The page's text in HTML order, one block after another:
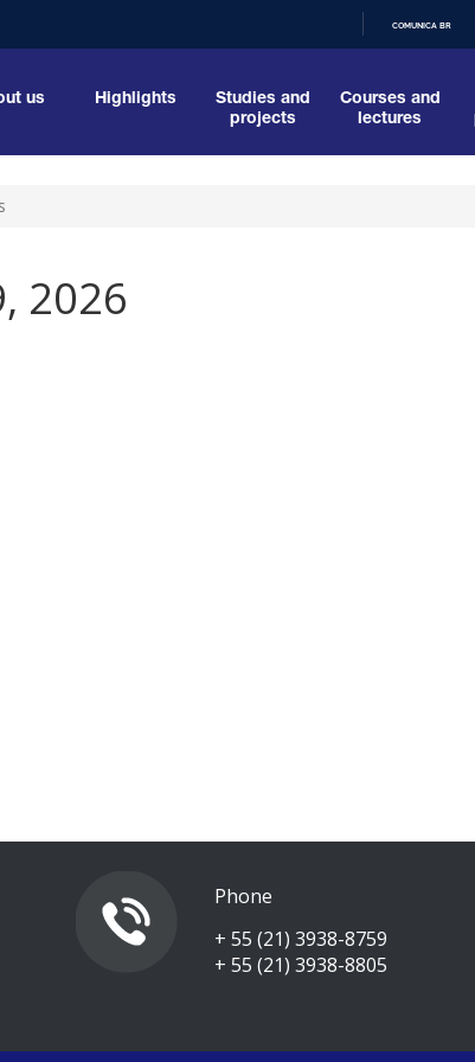
COMUNICA BR
us Highlights
Studies and
projects
Courses and
lectures
2026
Phone
+ 55 (21) 3938-8759
+ 55 (21) 3938-8805